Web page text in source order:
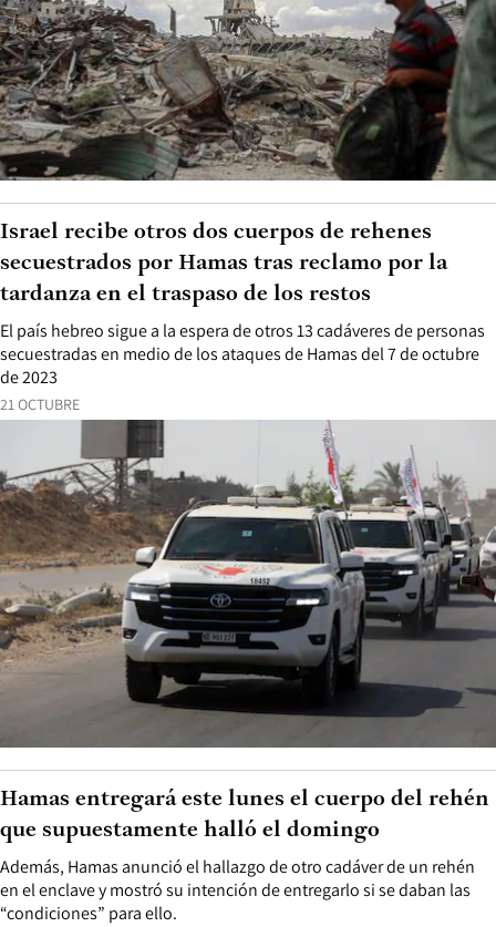
21 OCTUBRE
El país hebreo sigue a la espera de otros 13 cadáveres de personas
secuestradas en medio de los ataques de Hamas del 7 de octubre
de 2023
Israel recibe otros dos cuerpos de rehenes
secuestrados por Hamas tras reclamo por la
tardanza en el traspaso de los restos
Además, Hamas anunció el hallazgo de otro cadáver de un rehén
en el enclave y mostró su intención de entregarlo si se daban las
“condiciones” para ello.
Hamas entregará este lunes el cuerpo del rehén
que supuestamente halló el domingo